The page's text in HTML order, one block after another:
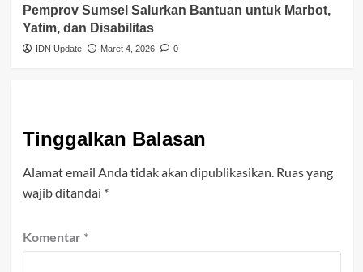
Pemprov Sumsel Salurkan Bantuan untuk Marbot,
Yatim, dan Disabilitas
IDN Update Maret 4, 2026 0
Tinggalkan Balasan
Alamat email Anda tidak akan dipublikasikan. Ruas yang
wajib ditandai *
Komentar *